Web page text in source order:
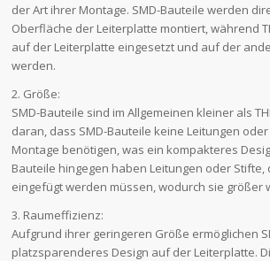
der Art ihrer Montage. SMD-Bauteile werden
Oberfläche der Leiterplatte montiert, während
auf der Leiterplatte eingesetzt und auf der
werden.
2. Größe:
SMD-Bauteile sind im Allgemeinen kleiner als
daran, dass SMD-Bauteile keine Leitungen
Montage benötigen, was ein kompakteres
Bauteile hingegen haben Leitungen oder Stifte,
eingefügt werden müssen, wodurch sie größer
3. Raumeffizienz:
Aufgrund ihrer geringeren Größe ermöglichen
platzsparenderes Design auf der Leiterplatte.